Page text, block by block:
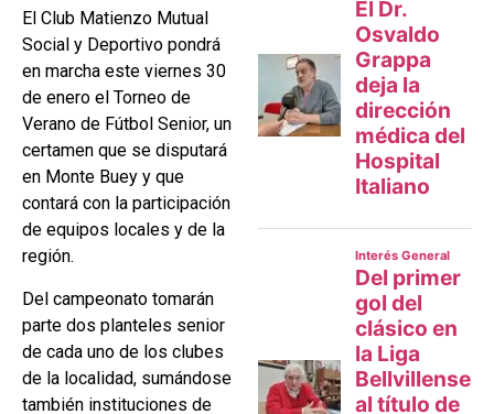
El Club Matienzo Mutual
Social y Deportivo pondrá
en marcha este viernes 30
de enero el Torneo de
Verano de Fútbol Senior, un
certamen que se disputará
en Monte Buey y que
contará con la participación
de equipos locales y de la
región.
Del campeonato tomarán
parte dos planteles senior
de cada uno de los clubes
de la localidad, sumándose
también instituciones de